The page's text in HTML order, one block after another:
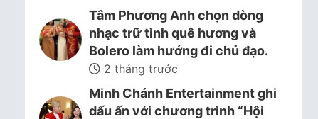
Tâm Phương Anh chọn dòng
nhạc trữ tình quê hương và
Bolero làm hướng đi chủ đạo.
2 tháng trước
Minh Chánh Entertainment ghi
dấu ấn với chương trình “Hội